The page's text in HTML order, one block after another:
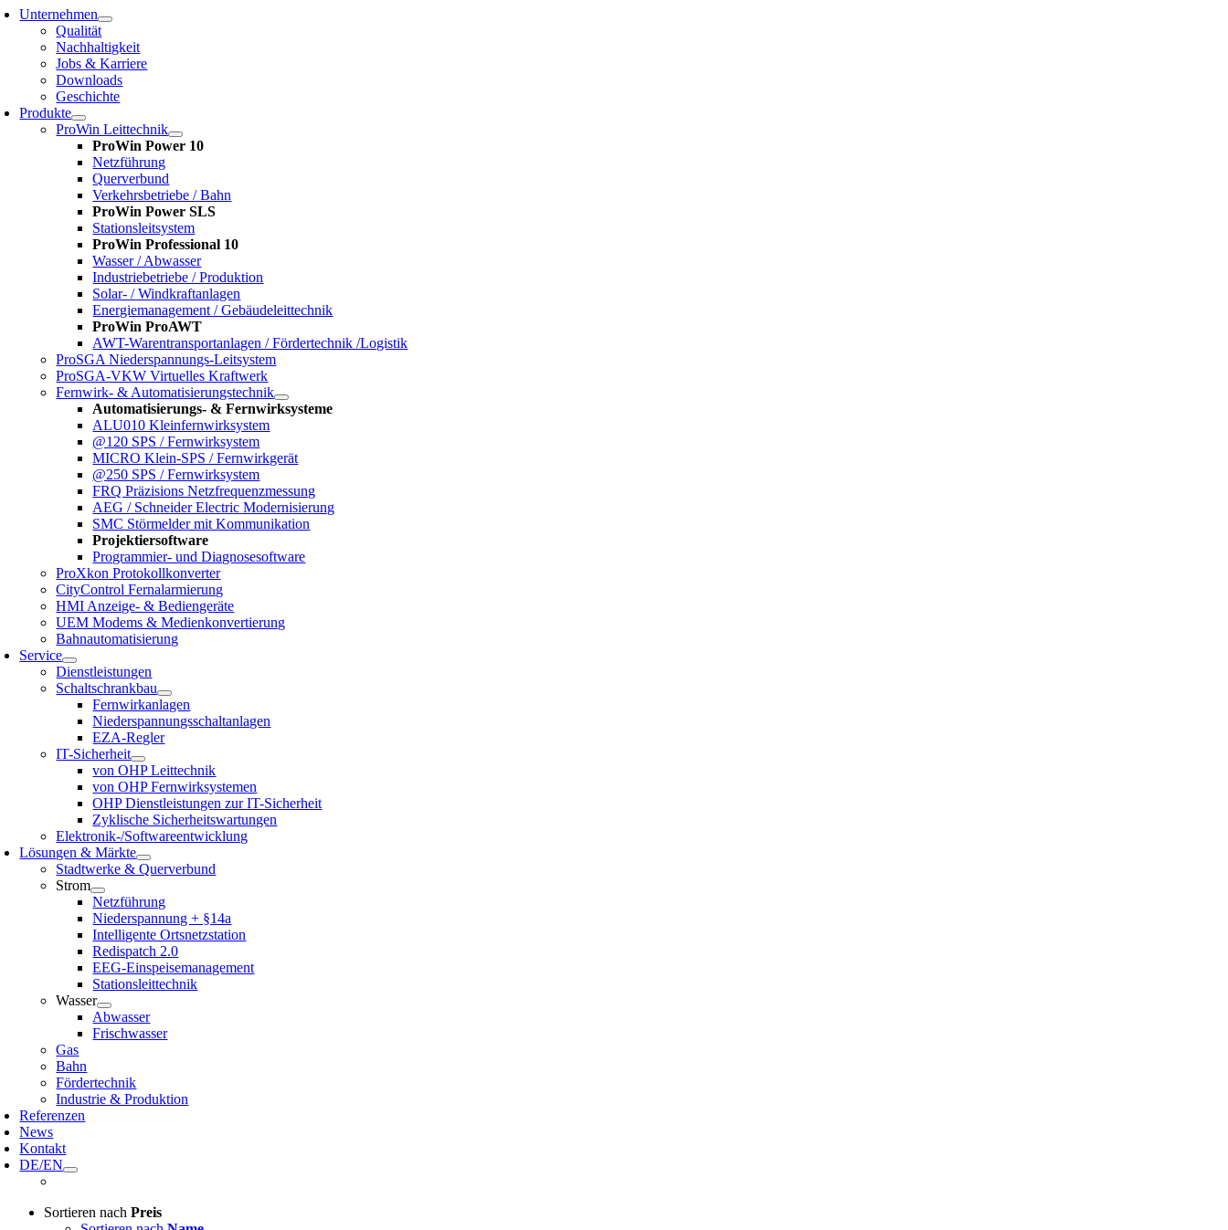
Unternehmen
Qualität
Nachhaltigkeit
Jobs & Karriere
Downloads
Geschichte
Produkte
ProWin Leittechnik
ProWin Power 10
Netzführung
Querverbund
Verkehrsbetriebe / Bahn
ProWin Power SLS
Stationsleitsystem
ProWin Professional 10
Wasser / Abwasser
Industriebetriebe / Produktion
Solar- / Windkraftanlagen
Energiemanagement / Gebäudeleittechnik
ProWin ProAWT
AWT-Warentransportanlagen / Fördertechnik /Logistik
ProSGA Niederspannungs-Leitsystem
ProSGA-VKW Virtuelles Kraftwerk
Fernwirk- & Automatisierungstechnik
Automatisierungs- & Fernwirksysteme
ALU010 Kleinfernwirksystem
@120 SPS / Fernwirksystem
MICRO Klein-SPS / Fernwirkgerät
@250 SPS / Fernwirksystem
FRQ Präzisions Netzfrequenzmessung
AEG / Schneider Electric Modernisierung
SMC Störmelder mit Kommunikation
Projektiersoftware
Programmier- und Diagnosesoftware
ProXkon Protokollkonverter
CityControl Fernalarmierung
HMI Anzeige- & Bediengeräte
UEM Modems & Medienkonvertierung
Bahnautomatisierung
Service
Dienstleistungen
Schaltschrankbau
Fernwirkanlagen
Niederspannungsschaltanlagen
EZA-Regler
IT-Sicherheit
von OHP Leittechnik
von OHP Fernwirksystemen
OHP Dienstleistungen zur IT-Sicherheit
Zyklische Sicherheitswartungen
Elektronik-/Softwareentwicklung
Lösungen & Märkte
Stadtwerke & Querverbund
Strom
Netzführung
Niederspannung + §14a
Intelligente Ortsnetzstation
Redispatch 2.0
EEG-Einspeisemanagement
Stationsleittechnik
Wasser
Abwasser
Frischwasser
Gas
Bahn
Fördertechnik
Industrie & Produktion
Referenzen
News
Kontakt
DE/EN
Sortieren nach Preis